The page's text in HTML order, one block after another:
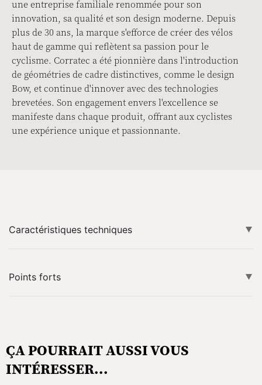
une entreprise familiale renommée pour son
innovation, sa qualité et son design moderne. Depuis
plus de 30 ans, la marque s'efforce de créer des vélos
haut de gamme qui reflètent sa passion pour le
cyclisme. Corratec a été pionnière dans l'introduction
de géométries de cadre distinctives, comme le design
Bow, et continue d'innover avec des technologies
brevetées. Son engagement envers l'excellence se
manifeste dans chaque produit, offrant aux cyclistes
une expérience unique et passionnante.
Caractéristiques techniques
Points forts
ÇA POURRAIT AUSSI VOUS
INTÉRESSER...